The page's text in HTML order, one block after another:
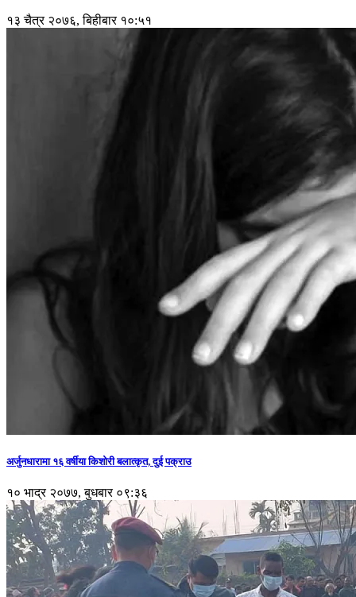
१३ चैत्र २०७६, बिहीबार १०:५१
अर्जुनधारामा १६ वर्षीया किशोरी बलात्कृत, दुई पक्राउ
१० भाद्र २०७७, बुधबार ०९:३६